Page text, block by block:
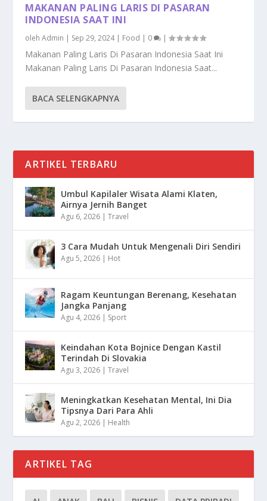
MAKANAN PALING LARIS DI PASARAN
INDONESIA SAAT INI
olehAdmin | Sep 29, 2024| Food | 0 |
Makanan Paling Laris Di Pasaran Indonesia Saat Ini
Makanan Paling Laris Di Pasaran Indonesia Saat...
BACA SELENGKAPNYA
ARTIKEL TERBARU
Umbul Kapilaler Wisata Alami Klaten,
Airnya Jernih Banget
Agu 6, 2026 |Travel
3 Cara Mudah Untuk Mengenali Diri Sendiri
Agu 5, 2026 | Hot
Ragam Keuntungan Berenang, Kesehatan
Jangka Panjang
Agu 4, 2026 | Sport
Keindahan Kota Bojnice Dengan Kastil
Terindah Di Slovakia
Agu 3, 2026 |Travel
Meningkatkan Kesehatan Mental, Ini Dia
Tipsnya Dari Para Ahli
Agu 2, 2026 | Health
ARTIKEL TAG